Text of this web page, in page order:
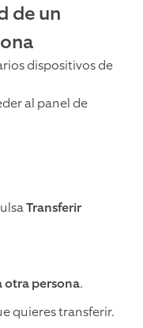
de un
dispositivos de
al panel de
Transferir
otra persona.
quieres transferir.